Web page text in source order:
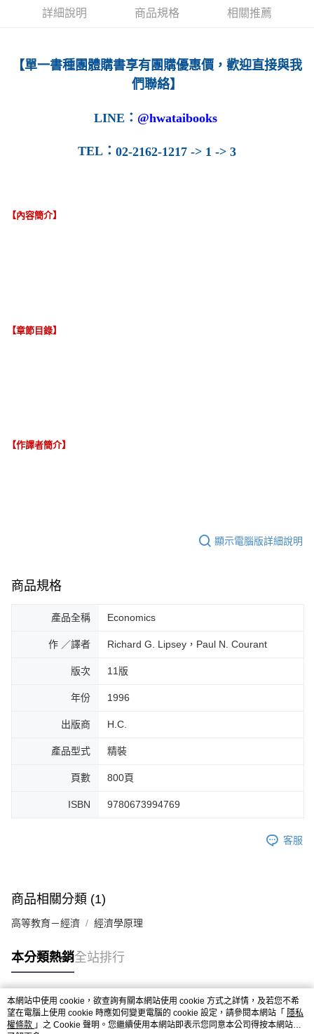
宅配-台灣本島
每筆NT$160
詳細說明 商品規格 相關推薦
【單一書種團體購書享有團購優惠價，歡迎直接與我
們聯絡】
LINE ： @hwataibooks
TEL ： 02-2162-1217 -> 1 -> 3
【內容簡介】
【章節目錄】
【作譯者簡介】
顯示電腦版詳細說明
商品規格
產品全稱 Economics
作 ／譯者 Richard G. Lipsey，Paul N. Courant
版次 11版
年份 1996
出版商 H.C.
產品型式 精裝
頁數 800頁
ISBN 9780673994769
客服
商品相關分類 (1)
高等教育－經濟 經濟學原理
本分類熱銷全站排行
熱門標籤
本網站中使用 cookie，欲查詢有關本網站使用 cookie 方式之詳情，及若您不希
望在電腦上使用 cookie 時應如何變更電腦的 cookie 設定，請參閱本網站「 隱私
權條款 」之 Cookie 聲明。您繼續使用本網站即表示您同意本公司得按本網站使